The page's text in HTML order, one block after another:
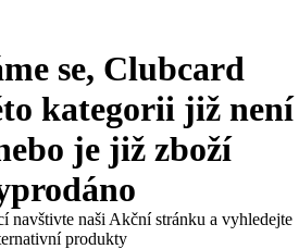
se, Clubcard
kategorii již není
je již zboží
navštivte naši Akční stránku a vyhledejte
produkty